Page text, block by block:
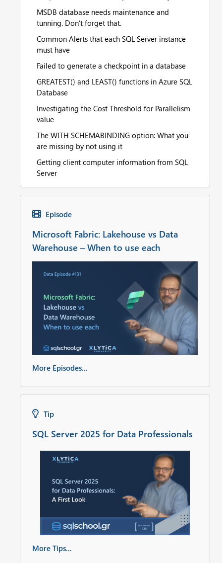
MSDB database needs maintenance and
tunning. Don’t forget that.
Common Alerts that each SQL Server instance
must have
Failed to generate a checkpoint in a database
GREATEST() and LEAST() functions in Azure SQL
Database
Investigating the Cost Threshold for Parallelism
value
The WITH SCHEMABINDING option: What you
are missing by not using it
Getting client computer information from SQL
Server
Episode
Microsoft Fabric: Lakehouse vs Data
Warehouse – When to use each
More Episodes...
Tip
SQL Server 2025 for Data Professionals
More Tips...